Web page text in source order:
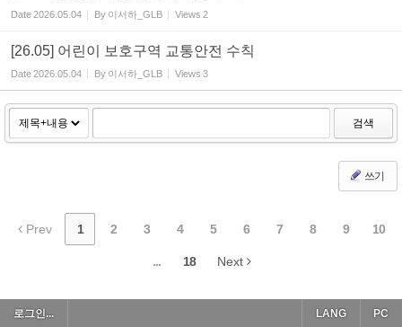
Date2026.05.04 By 이서하_GLB Views 2
[26.05] 어린이 보호구역 교통안전 수칙
Date2026.05.04 By 이서하_GLB Views 3
검색
쓰기
Prev 1 2 3 4 5 6 7 8 9 10
... 18 Next
로그인... PC
LANG